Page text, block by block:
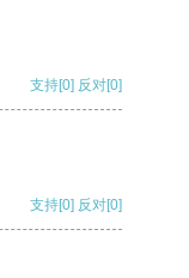
支持[0] 反对[0]
支持[0] 反对[0]